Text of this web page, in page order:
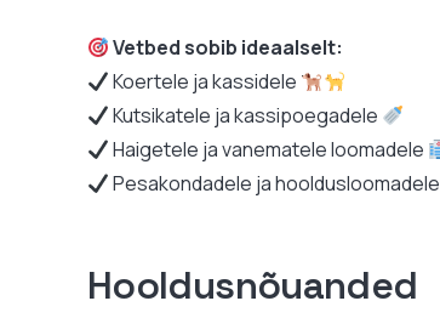
Vetbed sobib ideaalselt:
Koertele ja kassidele
Kutsikatele ja kassipoegadele
Haigetele ja vanematele loomadele
Pesakondadele ja hooldusloomadele
Hooldusnõuanded